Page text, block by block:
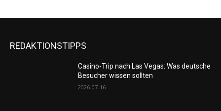
REDAKTIONSTIPPS
Casino-Trip nach Las Vegas: Was deutsche
Besucher wissen sollten
2026-07-16